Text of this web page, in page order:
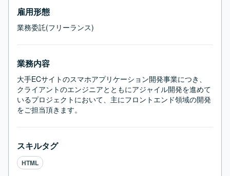
雇用形態
業務委託(フリーランス)
業務内容
大手ECサイトのスマホアプリケーション開発事業につき、
クライアントのエンジニアとともにアジャイル開発を進めて
いるプロジェクトにおいて、主にフロントエンド領域の開発
をご担当頂きます。
スキルタグ
HTML